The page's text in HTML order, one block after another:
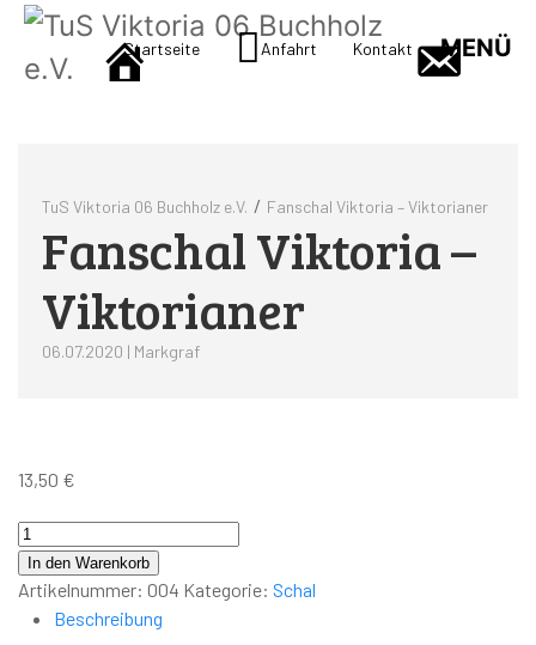
Startseite Anfahrt Kontakt MENÜ
TuS Viktoria 06 Buchholz e.V. / Fanschal Viktoria – Viktorianer
Fanschal Viktoria –
Viktorianer
06.07.2020 | Markgraf
13,50 €
Fanschal
Viktoria
-
Viktorianer
In den Warenkorb
Artikelnummer: 004 Kategorie: Schal
Beschreibung